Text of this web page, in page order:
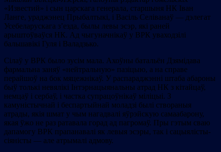
«Известий» і сын царскага генерала, старшыня НК Іван
Ланге, ураджэнец Прыбалтыкі, і Васіль Селіванаў — дэлегат
Усебеларускага з’езда, былы левы эсэр, які раней
арыштоўваўся НК. Ад чыгуначнікаў у ВРК уваходзілі
бальшавікі Гуля і Валадзько.
Сілаў у ВРК было зусім мала. Ахоўны батальён Дзямідава
фармальна заняў «нейтральную» пазіцыю, а на справе
перайшоў на бок мяцежнікаў. У распараджэнні штаба абароны
быў толькі невялікі Інтэрнацыянальны атрад НК з кітайцаў,
немцаў і сербаў, і частка супрацоўнікаў міліцыі. З
камуністычнай і беспартыйнай моладзі былі створаныя
атрады, якія шмат у чым нагадвалі яўрэйскую самаабарону,
якая ўжо не раз ратавала горад ад пагромаў. Пры гэтым сваю
дапамогу ВРК прапанавалі як левыя эсэры, так і сацыялісты-
сіяністы — але атрымалі адмову.